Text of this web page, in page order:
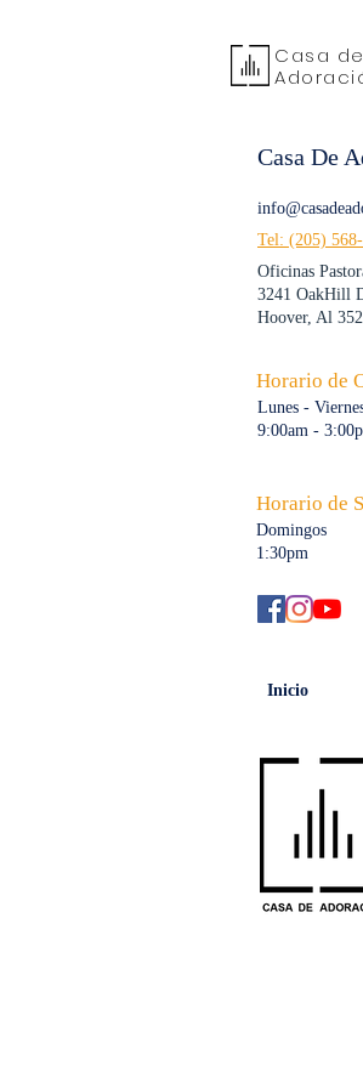
Casa de
Casa De
Tel: ‭(205)
Horario de
Lunes -
9:00am -
Horario de
Domingos
1:30pm
Oficinas
3241 OakHill
Hoover, Al
Inicio